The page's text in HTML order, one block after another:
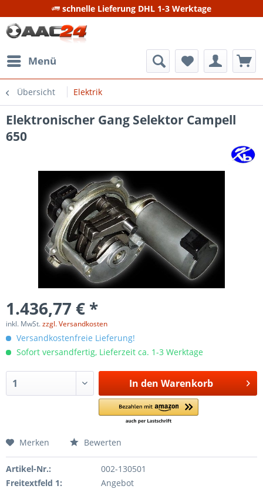
schnelle Lieferung DHL 1-3 Werktage
Menü
Übersicht Elektrik
Elektronischer Gang Selektor Campell
650
1.436,77 € *
inkl. MwSt.zzgl. Versandkosten
Versandkostenfreie Lieferung!
Sofort versandfertig, Lieferzeit ca. 1-3 Werktage
In den Warenkorb
Merken Bewerten
Artikel-Nr.:
002-130501
Freitextfeld 1:
Angebot